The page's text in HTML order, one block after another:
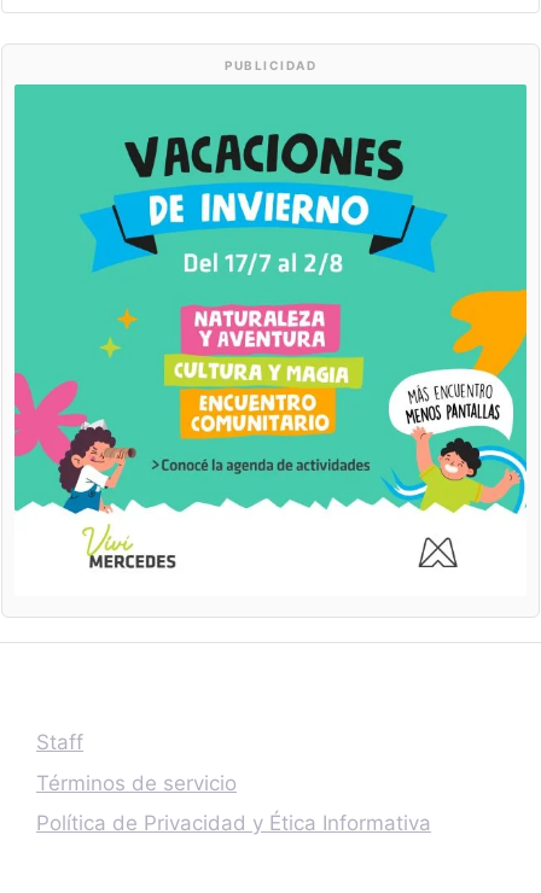
PUBLICIDAD
Staff
Términos de servicio
Política de Privacidad y Ética Informativa